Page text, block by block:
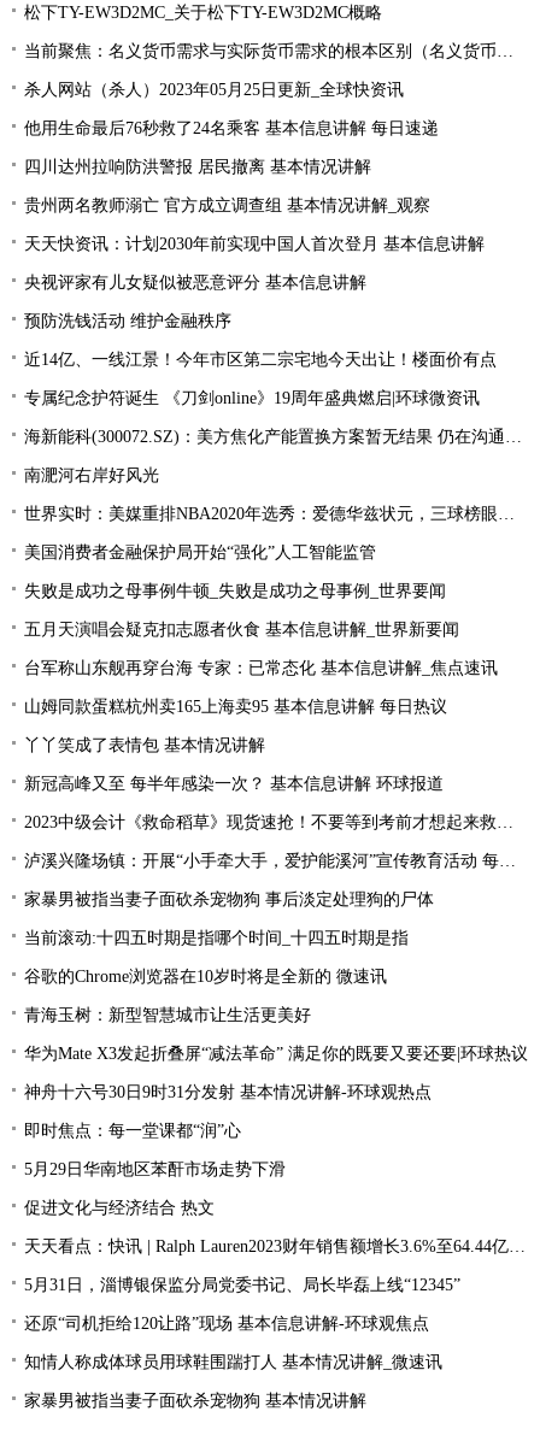
松下TY-EW3D2MC_关于松下TY-EW3D2MC概略
当前聚焦：名义货币需求与实际货币需求的根本区别（名义货币需求与实际货币需求）
杀人网站（杀人）2023年05月25日更新_全球快资讯
他用生命最后76秒救了24名乘客 基本信息讲解 每日速递
四川达州拉响防洪警报 居民撤离 基本情况讲解
贵州两名教师溺亡 官方成立调查组 基本情况讲解_观察
天天快资讯：计划2030年前实现中国人首次登月 基本信息讲解
央视评家有儿女疑似被恶意评分 基本信息讲解
预防洗钱活动 维护金融秩序
近14亿、一线江景！今年市区第二宗宅地今天出让！楼面价有点
专属纪念护符诞生 《刀剑online》19周年盛典燃启|环球微资讯
海新能科(300072.SZ)：美方焦化产能置换方案暂无结果 仍在沟通过程中|环球观点
南淝河右岸好风光
世界实时：美媒重排NBA2020年选秀：爱德华兹状元，三球榜眼，哈里伯顿探花
美国消费者金融保护局开始“强化”人工智能监管
失败是成功之母事例牛顿_失败是成功之母事例_世界要闻
五月天演唱会疑克扣志愿者伙食 基本信息讲解_世界新要闻
台军称山东舰再穿台海 专家：已常态化 基本信息讲解_焦点速讯
山姆同款蛋糕杭州卖165上海卖95 基本信息讲解 每日热议
丫丫笑成了表情包 基本情况讲解
新冠高峰又至 每半年感染一次？ 基本信息讲解 环球报道
2023中级会计《救命稻草》现货速抢！不要等到考前才想起来救命稻草！
泸溪兴隆场镇：开展“小手牵大手，爱护能溪河”宣传教育活动 每日速读
家暴男被指当妻子面砍杀宠物狗 事后淡定处理狗的尸体
当前滚动:十四五时期是指哪个时间_十四五时期是指
谷歌的Chrome浏览器在10岁时将是全新的 微速讯
青海玉树：新型智慧城市让生活更美好
华为Mate X3发起折叠屏“减法革命” 满足你的既要又要还要|环球热议
神舟十六号30日9时31分发射 基本情况讲解-环球观热点
即时焦点：每一堂课都“润”心
5月29日华南地区苯酐市场走势下滑
促进文化与经济结合 热文
天天看点：快讯 | Ralph Lauren2023财年销售额增长3.6%至64.44亿美元
5月31日，淄博银保监分局党委书记、局长毕磊上线“12345”
还原“司机拒给120让路”现场 基本信息讲解-环球观焦点
知情人称成体球员用球鞋围踹打人 基本情况讲解_微速讯
家暴男被指当妻子面砍杀宠物狗 基本情况讲解